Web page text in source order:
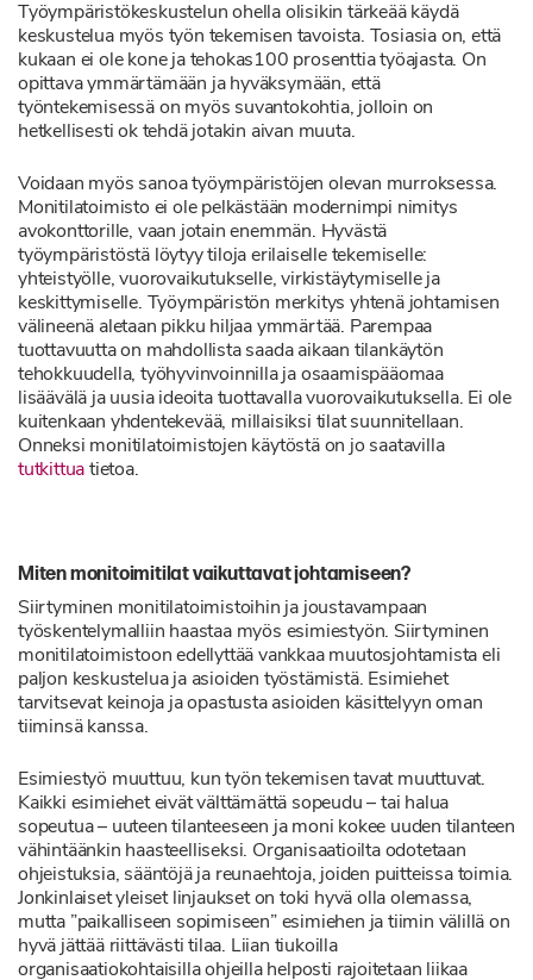
Työympäristökeskustelun ohella olisikin tärkeää käydä
keskustelua myös työn tekemisen tavoista. Tosiasia on, että
kukaan ei ole kone ja tehokas100 prosenttia työajasta. On
opittava ymmärtämään ja hyväksymään, että
työntekemisessä on myös suvantokohtia, jolloin on
hetkellisesti ok tehdä jotakin aivan muuta.
Voidaan myös sanoa työympäristöjen olevan murroksessa.
Monitilatoimisto ei ole pelkästään modernimpi nimitys
avokonttorille, vaan jotain enemmän. Hyvästä
työympäristöstä löytyy tiloja erilaiselle tekemiselle:
yhteistyölle, vuorovaikutukselle, virkistäytymiselle ja
keskittymiselle. Työympäristön merkitys yhtenä johtamisen
välineenä aletaan pikku hiljaa ymmärtää. Parempaa
tuottavuutta on mahdollista saada aikaan tilankäytön
tehokkuudella, työhyvinvoinnilla ja osaamispääomaa
lisäävälä ja uusia ideoita tuottavalla vuorovaikutuksella. Ei ole
kuitenkaan yhdentekevää, millaisiksi tilat suunnitellaan.
Onneksi monitilatoimistojen käytöstä on jo saatavilla
tutkittua tietoa.
Miten monitoimitilat vaikuttavat johtamiseen?
Siirtyminen monitilatoimistoihin ja joustavampaan
työskentelymalliin haastaa myös esimiestyön. Siirtyminen
monitilatoimistoon edellyttää vankkaa muutosjohtamista eli
paljon keskustelua ja asioiden työstämistä. Esimiehet
tarvitsevat keinoja ja opastusta asioiden käsittelyyn oman
tiiminsä kanssa.
Esimiestyö muuttuu, kun työn tekemisen tavat muuttuvat.
Kaikki esimiehet eivät välttämättä sopeudu – tai halua
sopeutua – uuteen tilanteeseen ja moni kokee uuden tilanteen
vähintäänkin haasteelliseksi. Organisaatioilta odotetaan
ohjeistuksia, sääntöjä ja reunaehtoja, joiden puitteissa toimia.
Jonkinlaiset yleiset linjaukset on toki hyvä olla olemassa,
mutta ”paikalliseen sopimiseen” esimiehen ja tiimin välillä on
hyvä jättää riittävästi tilaa. Liian tiukoilla
organisaatiokohtaisilla ohjeilla helposti rajoitetaan liikaa